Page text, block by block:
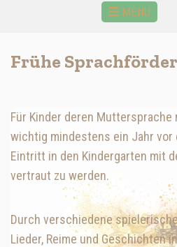
MENU
Frühe
Für Kinder deren
wichtig mindestens ein Jahr vor
Eintritt in den Kindergarten mit
vertraut zu werden.
Durch verschiedene
Lieder, Reime und Geschichten